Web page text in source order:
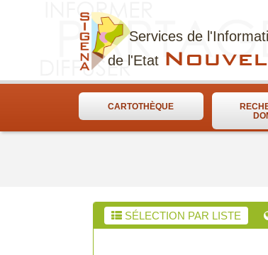
Services de
de l'Etat
CARTOTHÈQUE
SÉLECTION PAR LISTE